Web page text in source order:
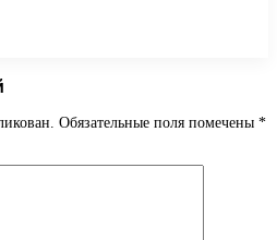
Обязательные поля помечены *